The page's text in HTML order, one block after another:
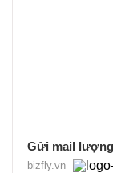
Gửi mail
bizfly.vn